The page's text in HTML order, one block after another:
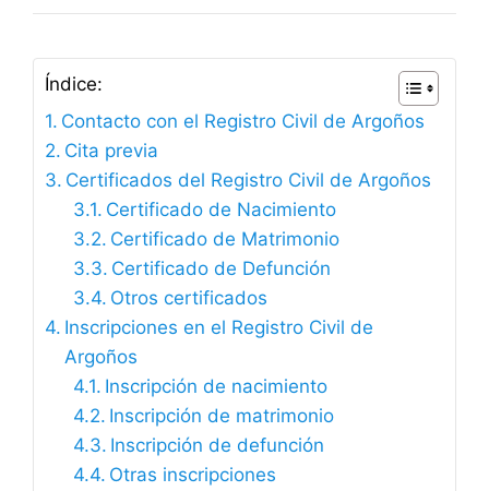
Índice:
Contacto con el Registro Civil de Argoños
Cita previa
Certificados del Registro Civil de Argoños
Certificado de Nacimiento
Certificado de Matrimonio
Certificado de Defunción
Otros certificados
Inscripciones en el Registro Civil de
Argoños
Inscripción de nacimiento
Inscripción de matrimonio
Inscripción de defunción
Otras inscripciones